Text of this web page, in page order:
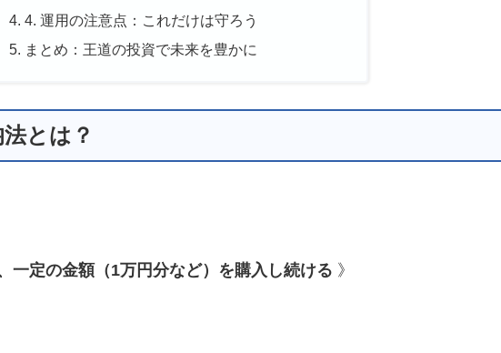
4. 運用の注意点：これだけは守ろう
まとめ：王道の投資で未来を豊かに
とは？
一定の金額（1万円分など）を購入し続ける 》